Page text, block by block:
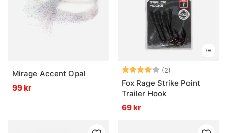
Mirage Accent Opal
99 kr
Betyg: (2)
Fox Rage Strike Point
Trailer Hook
69 kr